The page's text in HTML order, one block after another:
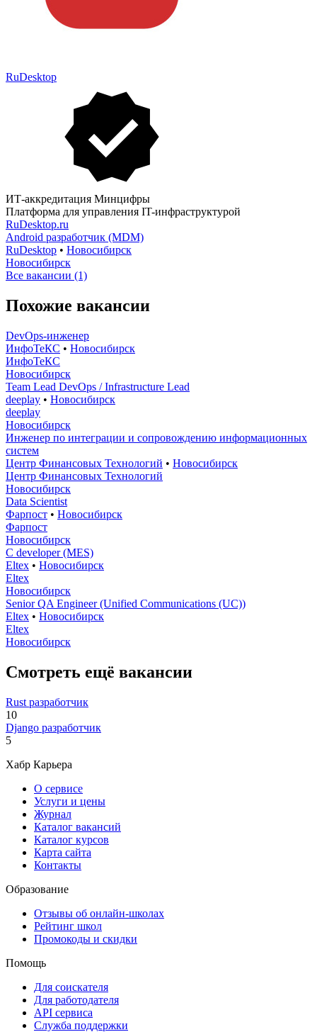
RuDesktop
ИТ-аккредитация Минцифры
Платформа для управления IT-инфраструктурой
RuDesktop.ru
Android разработчик (MDM)
RuDesktop • Новосибирск
Новосибирск
Все вакансии (1)
Похожие вакансии
DevOps-инженер
ИнфоТеКС • Новосибирск
ИнфоТеКС
Новосибирск
Team Lead DevOps / Infrastructure Lead
deeplay • Новосибирск
deeplay
Новосибирск
Инженер по интеграции и сопровождению информационных
систем
Центр Финансовых Технологий • Новосибирск
Центр Финансовых Технологий
Новосибирск
Data Scientist
Фарпост • Новосибирск
Фарпост
Новосибирск
C developer (MES)
Eltex • Новосибирск
Eltex
Новосибирск
Senior QA Engineer (Unified Communications (UC))
Eltex • Новосибирск
Eltex
Новосибирск
Смотреть ещё вакансии
Rust разработчик
10
Django разработчик
5
Хабр Карьера
О сервисе
Услуги и цены
Журнал
Каталог вакансий
Каталог курсов
Карта сайта
Контакты
Образование
Отзывы об онлайн-школах
Рейтинг школ
Промокоды и скидки
Помощь
Для соискателя
Для работодателя
API сервиса
Служба поддержки